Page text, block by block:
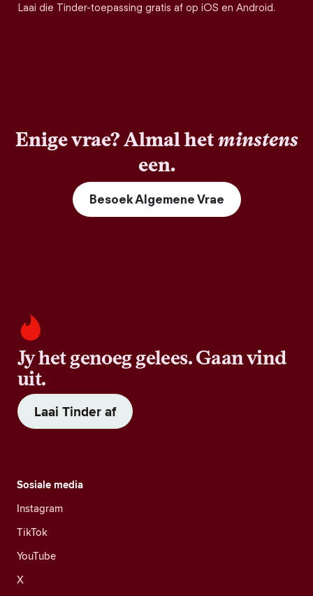
Laai die Tinder-toepassing gratis af op iOS en Android.
Enige vrae? Almal hetminstens
een.
Besoek Algemene Vrae
Jy het genoeg gelees. Gaan vind
uit.
Laai Tinder af
Sosiale media
Instagram
TikTok
YouTube
X